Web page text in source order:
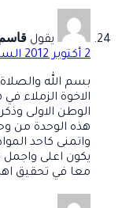
يقول قاسم
2 أكتوبر 2012 الساعة 6:35 مساءً
بسم الله
الاخوة الزملاء
الوطن الاولى
هذه الوحدة من
واتمنى كاحد
يكون اعلى
معا في تحقيق